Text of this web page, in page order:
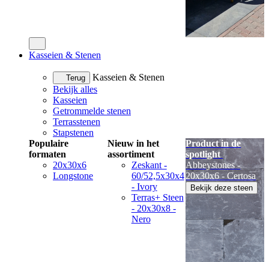
Kasseien & Stenen
Terug
Kasseien & Stenen
Bekijk alles
Kasseien
Getrommelde stenen
Terrasstenen
Stapstenen
Populaire
formaten
20x30x6
Longstone
Nieuw in het
assortiment
Zeskant -
60/52,5x30x4
- Ivory
Terras+ Steen
- 20x30x8 -
Nero
Product in de
spotlight
Abbeystones -
20x30x6 - Certosa
Bekijk deze steen